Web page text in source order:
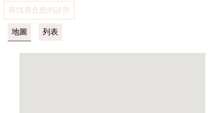
尋找適合您的診所
地圖 列表